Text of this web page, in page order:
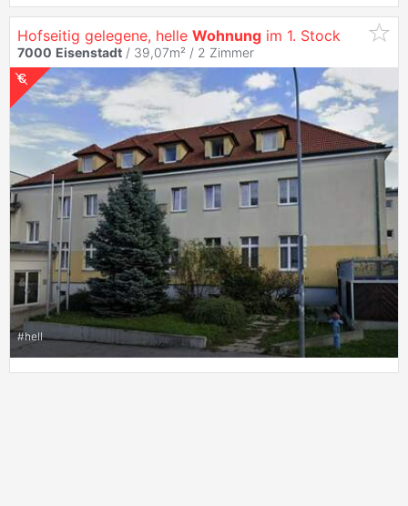
Hofseitig gelegene, helle Wohnung im 1. Stock
7000 Eisenstadt / 39,07m² / 2 Zimmer
#hell